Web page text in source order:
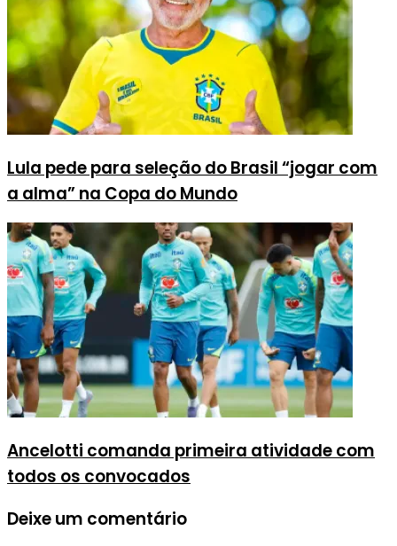
Lula pede para seleção do Brasil “jogar com
a alma” na Copa do Mundo
Ancelotti comanda primeira atividade com
todos os convocados
Deixe um comentário